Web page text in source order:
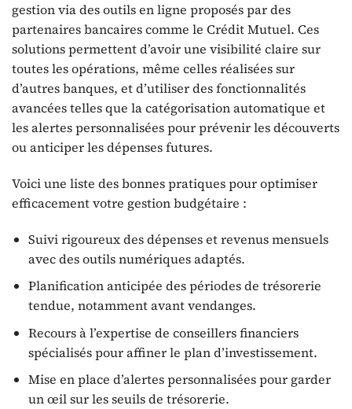
gestion via des outils en ligne proposés par des
partenaires bancaires comme le Crédit Mutuel. Ces
solutions permettent d’avoir une visibilité claire sur
toutes les opérations, même celles réalisées sur
d’autres banques, et d’utiliser des fonctionnalités
avancées telles que la catégorisation automatique et
les alertes personnalisées pour prévenir les découverts
ou anticiper les dépenses futures.
Voici une liste des bonnes pratiques pour optimiser
efficacement votre gestion budgétaire :
Suivi rigoureux des dépenses et revenus mensuels
avec des outils numériques adaptés.
Planification anticipée des périodes de trésorerie
tendue, notamment avant vendanges.
Recours à l’expertise de conseillers financiers
spécialisés pour affiner le plan d’investissement.
Mise en place d’alertes personnalisées pour garder
un œil sur les seuils de trésorerie.